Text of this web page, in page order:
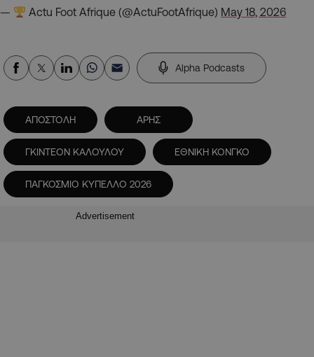
— Actu Foot Afrique (@ActuFootAfrique) May 18, 2026
Alpha Podcasts
ΑΠΟΣΤΟΛΗ ΑΡΗΣ
ΓΚΙΝΤΕΟΝ ΚΑΛΟΥΛΟΥ ΕΘΝΙΚΗ ΚΟΝΓΚΟ
ΠΑΓΚΟΣΜΙΟ ΚΥΠΕΛΛΟ 2026
Advertisement